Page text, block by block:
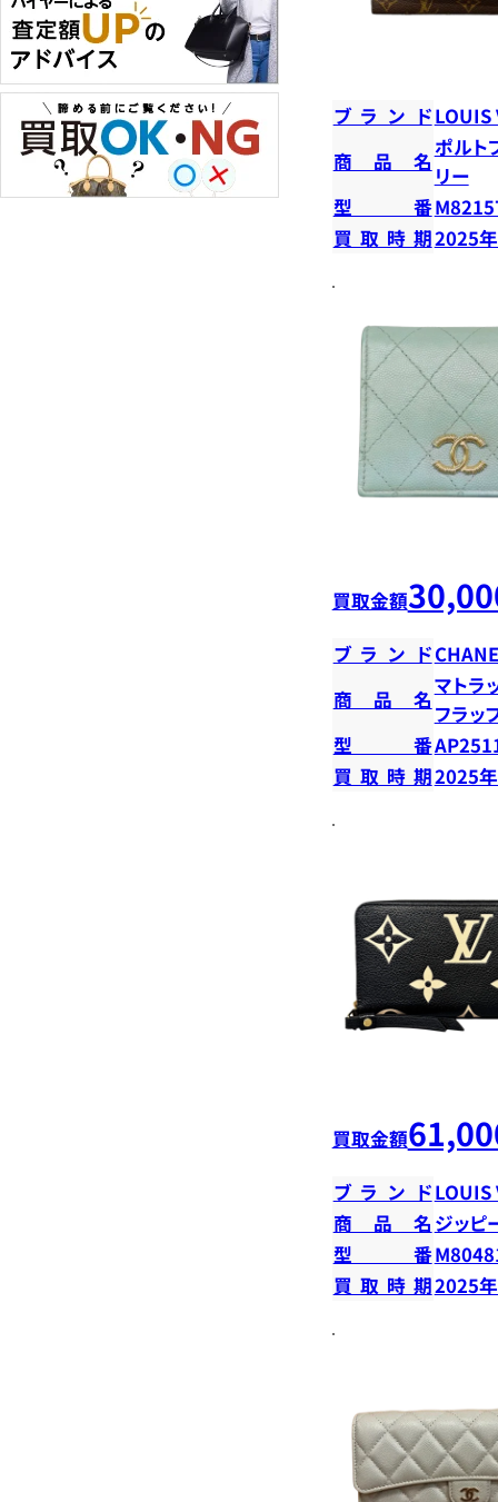
ブランドLOUIS
商品名
ポルト
リー
型番
買取時期2025
買取金額
ブランド
商品名
マトラ
フラッ
型番
買取時期2025
買取金額
ブランドLOUIS
商品名 ジッピ
型番
買取時期2025